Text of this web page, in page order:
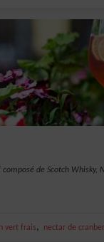
de Scotch Whisky,
vert frais, nectar de